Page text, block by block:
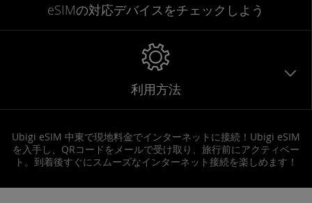
eSIMの対応デバイスをチェックしよう
利用方法
Ubigi eSIM 中東で現地料金でインターネットに接続！Ubigi eSIM
を入手し、QRコードをメールで受け取り、旅行前にアクティベー
ト。到着後すぐにスムーズなインターネット接続を楽しめます！